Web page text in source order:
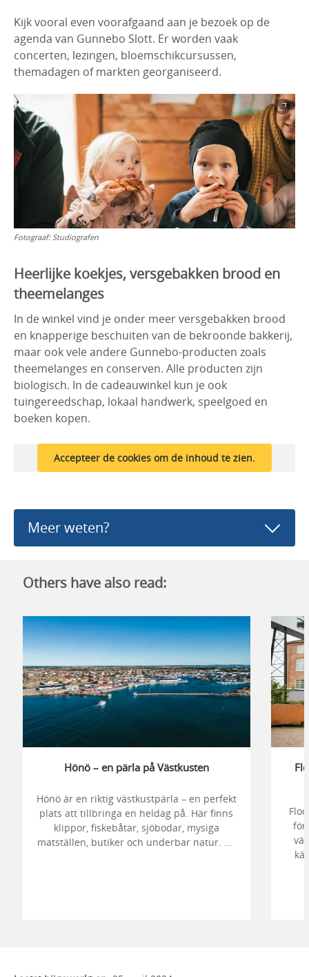
Kijk vooral even voorafgaand aan je bezoek op de
agenda van Gunnebo Slott. Er worden vaak
concerten, lezingen, bloemschikcursussen,
themadagen of markten georganiseerd.
Fotograaf: Studiografen
Heerlijke koekjes, versgebakken brood en
theemelanges
In de winkel vind je onder meer versgebakken brood
en knapperige beschuiten van de bekroonde bakkerij,
maar ook vele andere Gunnebo-producten zoals
theemelanges en conserven. Alle producten zijn
biologisch. In de cadeauwinkel kun je ook
tuingereedschap, lokaal handwerk, speelgoed en
boeken kopen.
Accepteer de cookies om de inhoud te zien.
Meer weten?
Others have also read:
Hönö – en pärla på Västkusten
Hönö är en riktig västkustpärla – en perfekt
plats att tillbringa en heldag på. Här finns
klippor, fiskebåtar, sjöbodar, mysiga
matställen, butiker och underbar natur. En
för